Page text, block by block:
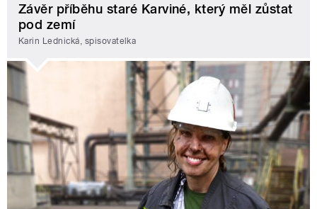
Závěr příběhu staré Karviné, který měl zůstat
pod zemí
Karin Lednická, spisovatelka